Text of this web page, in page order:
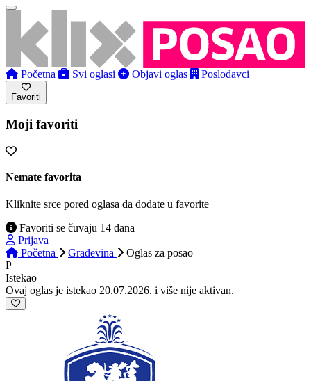
Početna Svi oglasi Objavi oglas Poslodavci
Favoriti
Moji favoriti
Nemate favorita
Kliknite srce pored oglasa da dodate u favorite
Favoriti se čuvaju 14 dana
Prijava
Početna
Građevina Oglas za posao
P
Istekao
Ovaj oglas je istekao 20.07.2026. i više nije aktivan.